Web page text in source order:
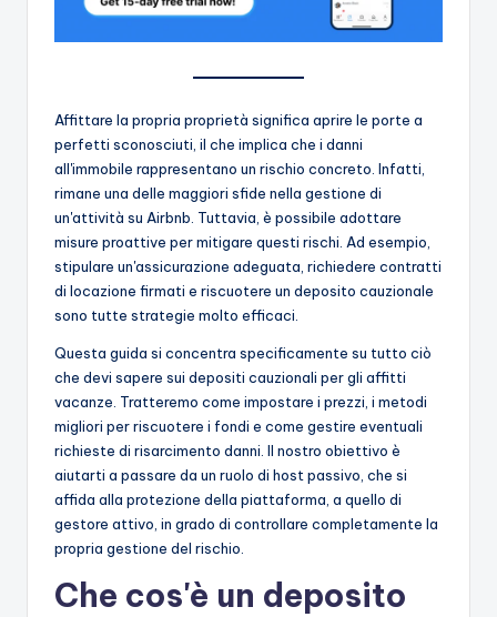
Affittare la propria proprietà significa aprire le porte a
perfetti sconosciuti, il che implica che i danni
all'immobile rappresentano un rischio concreto. Infatti,
rimane una delle maggiori sfide nella gestione di
un'attività su Airbnb. Tuttavia, è possibile adottare
misure proattive per mitigare questi rischi. Ad esempio,
stipulare un'assicurazione adeguata, richiedere contratti
di locazione firmati e riscuotere un deposito cauzionale
sono tutte strategie molto efficaci.
Questa guida si concentra specificamente su tutto ciò
che devi sapere sui depositi cauzionali per gli affitti
vacanze. Tratteremo come impostare i prezzi, i metodi
migliori per riscuotere i fondi e come gestire eventuali
richieste di risarcimento danni. Il nostro obiettivo è
aiutarti a passare da un ruolo di host passivo, che si
affida alla protezione della piattaforma, a quello di
gestore attivo, in grado di controllare completamente la
propria gestione del rischio.
Che cos'è un deposito